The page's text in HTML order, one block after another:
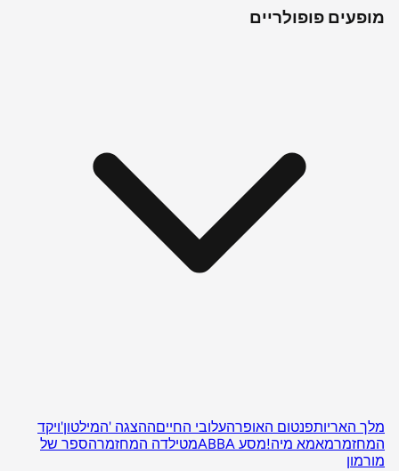
מופעים פופולריים
מלך האריותפנטום האופרהעלובי החייםההצגה 'המילטון'ויקד
המחזמרמאמא מיה!מסע ABBA מטילדה המחזמרהספר של
מורמון